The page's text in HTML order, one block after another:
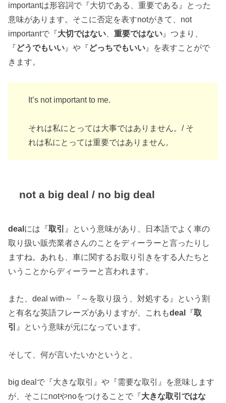
importantは形容詞で『大切である、重要である』とった
意味があります。そこに否定を表すnotがきて、not
importantで『大切ではない 、重要ではない 』つまり、
『どうでもいい 』や『どっちでもいい 』を表すことがで
きます。
It’s not important to me.
それは私にとっては大事ではありません。/ そ
れは私にとっては重要ではありません。
not a big deal / no big deal
dealには『取引
』という意味があり、日本語でよく車の
取り扱い販売業者さんのことをディーラーと言ったりし
ますね。あれも、車に関するお取り引きをする人たちと
いうことからディーラーと言われます。
また、deal with～『～を取り扱う、対処する』という割
と有名な英語フレーズがありますが、これもdeal 『取
引
』という意味が元になっています。
そして、何が言いたいかというと、
big dealで『大きな取引』や『需要な取引』を意味します
が、そこにnotやnoをつけることで『大きな取引ではな